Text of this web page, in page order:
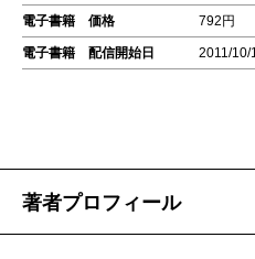
電子書籍 価格 792円
電子書籍 配信開始日 2011/10/
著者プロフィール